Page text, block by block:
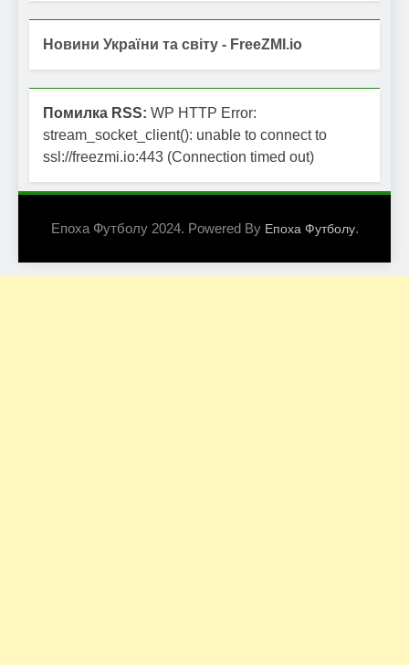
Новини України та світу - FreeZMI.io
Помилка RSS: WP HTTP Error:
stream_socket_client(): unable to connect to
ssl://freezmi.io:443 (Connection timed out)
Епоха Футболу 2024. Powered By Епоха Футболу.